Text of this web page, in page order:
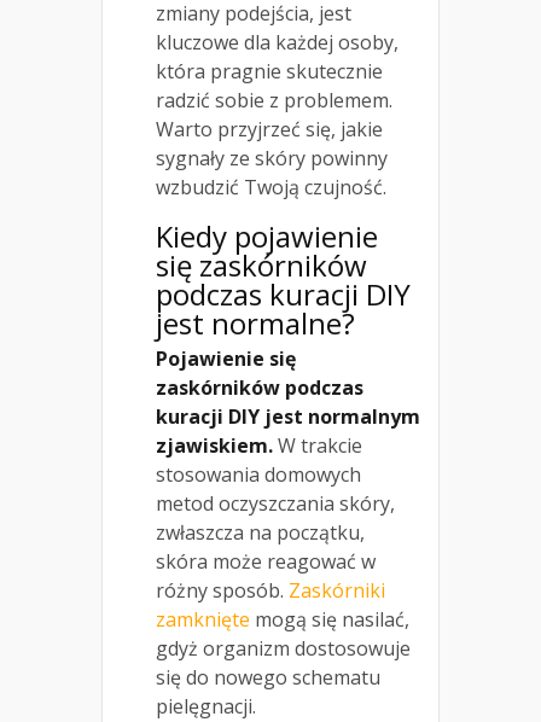
zmiany podejścia, jest
kluczowe dla każdej osoby,
która pragnie skutecznie
radzić sobie z problemem.
Warto przyjrzeć się, jakie
sygnały ze skóry powinny
wzbudzić Twoją czujność.
Kiedy pojawienie
się zaskórników
podczas kuracji DIY
jest normalne?
Pojawienie się
zaskórników podczas
kuracji DIY jest normalnym
zjawiskiem.W trakcie
stosowania domowych
metod oczyszczania skóry,
zwłaszcza na początku,
skóra może reagować w
różny sposób. Zaskórniki
zamknięte mogą się nasilać,
gdyż organizm dostosowuje
się do nowego schematu
pielęgnacji.